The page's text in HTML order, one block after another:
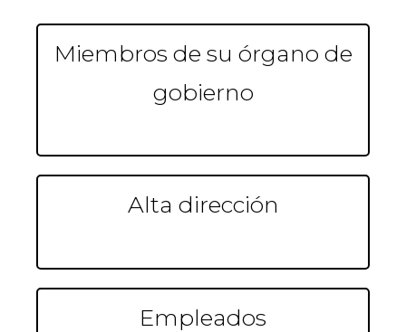
Miembros de su órgano de
gobierno
Alta dirección
Empleados